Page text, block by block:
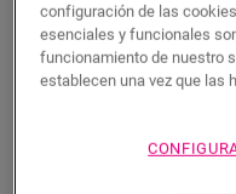
¿Quiere ver este suelo
alguna pregunta por
hay un tienda cerca.
configuración de las
esenciales y funcionales
funcionamiento de nuestro
establecen una vez que las